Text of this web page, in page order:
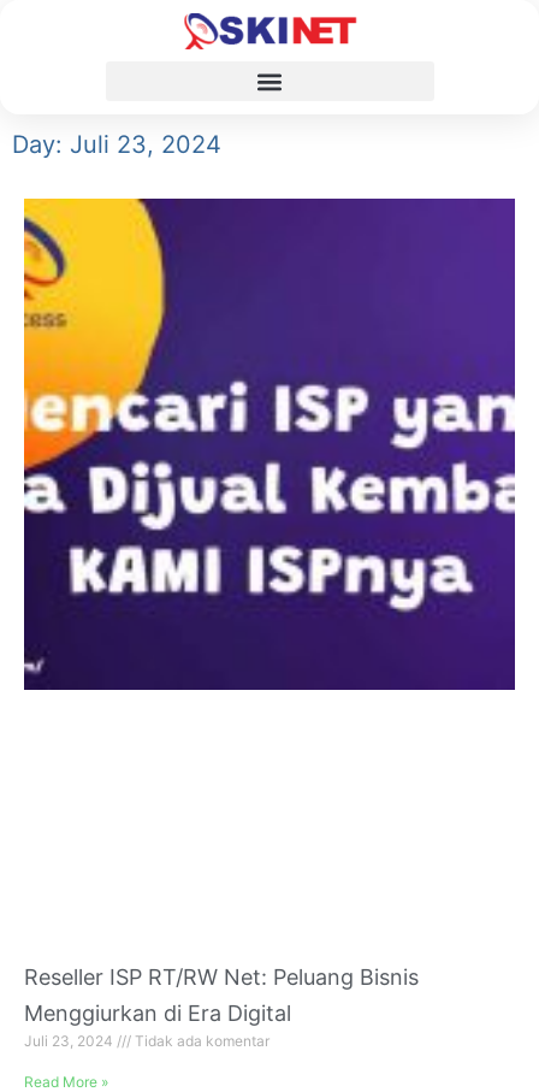
Day: Juli 23, 2024
Reseller ISP RT/RW Net: Peluang Bisnis
Menggiurkan di Era Digital
Juli 23, 2024 Tidak ada komentar
Read More »